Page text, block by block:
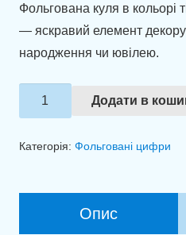
Фольгована куля в кольорі
— яскравий елемент
народження чи ювілею.
Фольгована
цифра
Додати в
Категорія: Фольговані цифри
Опис